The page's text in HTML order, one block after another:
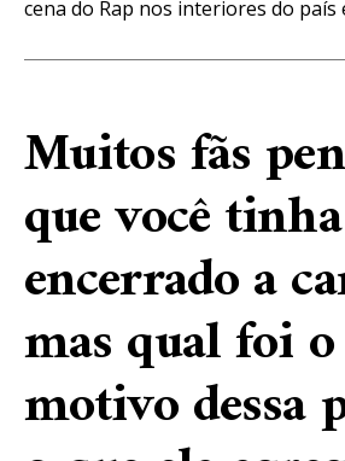
cena do Rap nos interiores do país
Muitos fãs
que você tinha
encerrado a
mas qual foi
motivo dessa